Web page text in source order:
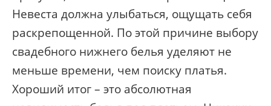
Невеста должна улыбаться, ощущать себя
раскрепощенной. По этой причине выбору
свадебного нижнего белья уделяют не
меньше времени, чем поиску платья.
Хороший итог – это абсолютная